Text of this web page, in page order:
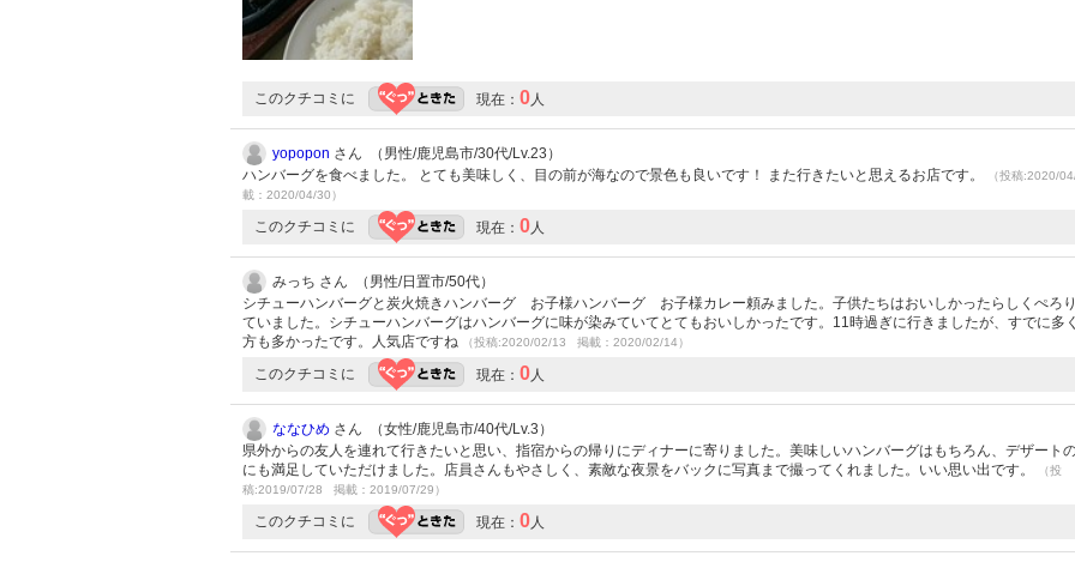
このクチコミに 現在： 0人
yopopon さん （男性/鹿児島市/30代/Lv.23）
ハンバーグを食べました。 とても美味しく、目の前が海なので景色も良いです！ また行きたいと思えるお店です。
（投稿:2020/
載：2020/04/30）
このクチコミに 現在： 0人
みっち さん （男性/日置市/50代）
シチューハンバーグと炭火焼きハンバーグ お子様ハンバーグ お子様カレー頼みました。子供たちはおいしかったらしくぺろ
ていました。シチューハンバーグはハンバーグに味が染みていてとてもおいしかったです。11時過ぎに行きましたが、すでに多
方も多かったです。人気店ですね
（投稿:2020/02/13 掲載：2020/02/14）
このクチコミに 現在： 0人
ななひめ さん （女性/鹿児島市/40代/Lv.3）
県外からの友人を連れて行きたいと思い、指宿からの帰りにディナーに寄りました。美味しいハンバーグはもちろん、デザート
にも満足していただけました。店員さんもやさしく、素敵な夜景をバックに写真まで撮ってくれました。いい思い出です。
（投
稿:2019/07/28 掲載：2019/07/29）
このクチコミに 現在： 0人